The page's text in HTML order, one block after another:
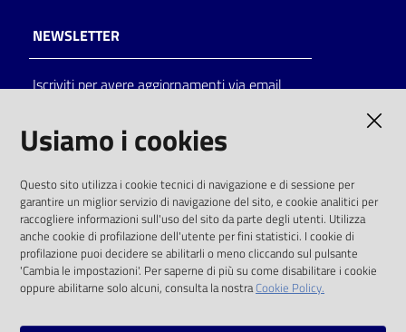
NEWSLETTER
Iscriviti per avere aggiornamenti via email
solo alle condizioni previste dalla direttiva
comunitaria 2003/98/CE e dal d.lgs. 36/2006
SOCIAL
Instagram
Usiamo i cookies
Questo sito utilizza i cookie tecnici di navigazione e di sessione per
garantire un miglior servizio di navigazione del sito, e cookie analitici per
raccogliere informazioni sull'uso del sito da parte degli utenti. Utilizza
anche cookie di profilazione dell'utente per fini statistici. I cookie di
profilazione puoi decidere se abilitarli o meno cliccando sul pulsante
'Cambia le impostazioni'. Per saperne di più su come disabilitare i cookie
oppure abilitarne solo alcuni, consulta la nostraCookie Policy.